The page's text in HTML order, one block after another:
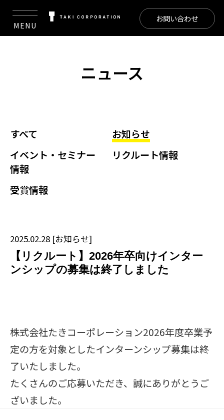
MENU
お問い合わせ
ニュース
すべて
お知らせ
イベント・セミナー
情報
リクルート情報
受賞情報
2025.02.28 [お知らせ]
【リクルート】2026年卒向けインター
ンシップの募集は終了しました
株式会社たきコーポレーション2026年度卒業予
定の方を対象としたインターンシップ募集は終
了いたしました。
たくさんのご応募いただき、誠にありがとうご
ざいました。